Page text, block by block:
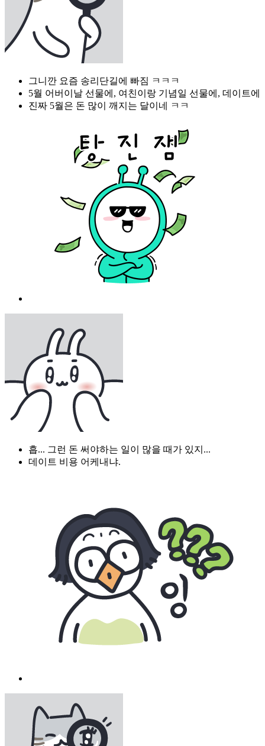
그니깐 요즘 송리단길에 빠짐 ㅋㅋㅋ
5월 어버이날 선물에, 여친이랑 기념일 선물에, 데이트에
진짜 5월은 돈 많이 깨지는 달이네 ㅋㅋ
흡... 그런 돈 써야하는 일이 많을 때가 있지...
데이트 비용 어케내냐.